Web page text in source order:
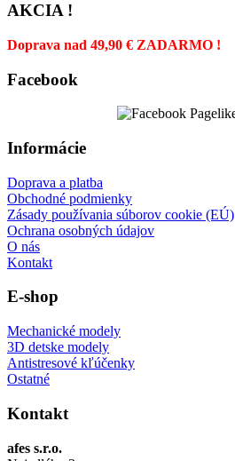
AKCIA !
Doprava nad 49,90 € ZADARMO !
Facebook
Informácie
Doprava a platba
Obchodné podmienky
Zásady používania súborov cookie (EÚ)
Ochrana osobných údajov
O nás
Kontakt
E-shop
Mechanické modely
3D detske modely
Antistresové kľúčenky
Ostatné
Kontakt
afes s.r.o.